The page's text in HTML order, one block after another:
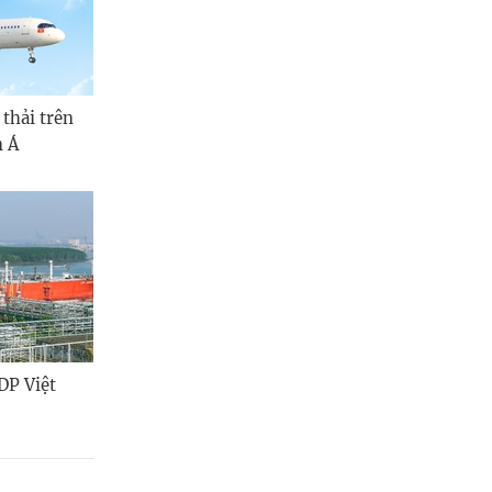
thải trên
Á
Việt